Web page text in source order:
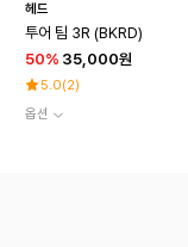
헤드
투어 팀 3R (BKRD)
50% 35,000원
5.0(2)
옵션